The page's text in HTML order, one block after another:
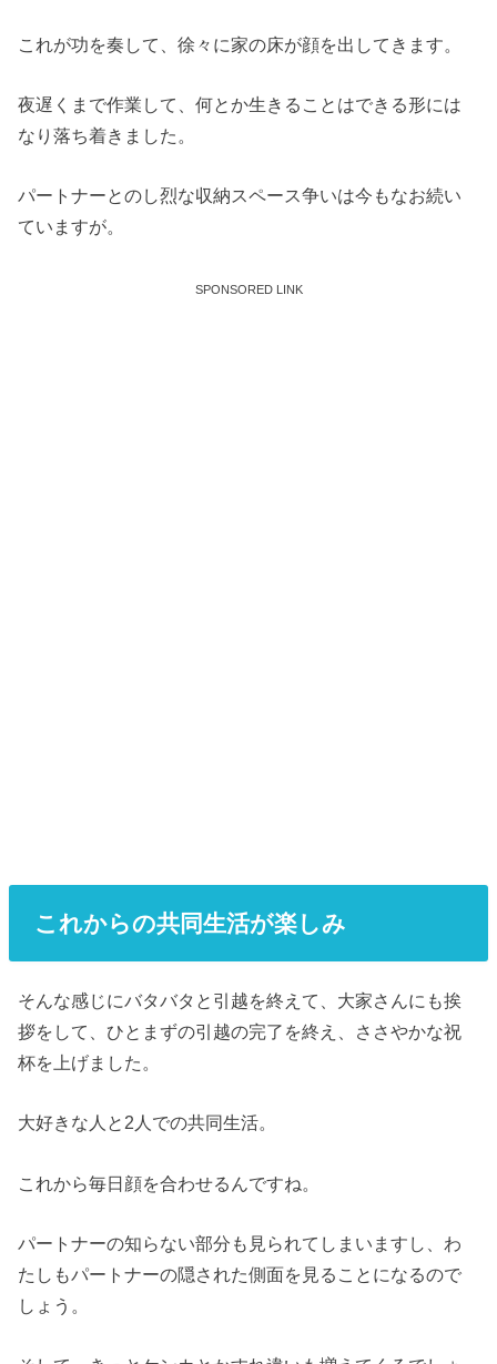
これが功を奏して、徐々に家の床が顔を出してきます。
夜遅くまで作業して、何とか生きることはできる形には
なり落ち着きました。
パートナーとのし烈な収納スペース争いは今もなお続い
ていますが。
SPONSORED LINK
これからの共同生活が楽しみ
そんな感じにバタバタと引越を終えて、大家さんにも挨
拶をして、ひとまずの引越の完了を終え、ささやかな祝
杯を上げました。
大好きな人と2人での共同生活。
これから毎日顔を合わせるんですね。
パートナーの知らない部分も見られてしまいますし、わ
たしもパートナーの隠された側面を見ることになるので
しょう。